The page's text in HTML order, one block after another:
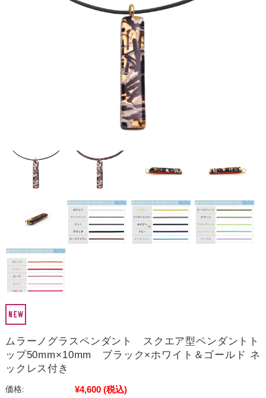
ムラーノグラスペンダント スクエア型ペンダントト
ップ50mm×10mm ブラック×ホワイト＆ゴールド ネ
ックレス付き
価格: ¥4,600 (税込)